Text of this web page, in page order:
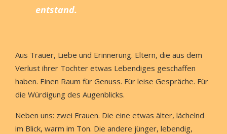
entstand.
Aus Trauer, Liebe und Erinnerung. Eltern, die aus dem
Verlust ihrer Tochter etwas Lebendiges geschaffen
haben. Einen Raum für Genuss. Für leise Gespräche. Für
die Würdigung des Augenblicks.
Neben uns: zwei Frauen. Die eine etwas älter, lächelnd
im Blick, warm im Ton. Die andere jünger, lebendig,